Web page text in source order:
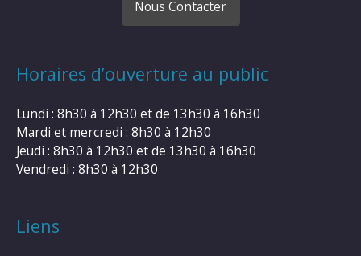
Nous Contacter
Horaires d’ouverture au public
Lundi : 8h30 à 12h30 et de 13h30 à 16h30
Mardi et mercredi : 8h30 à 12h30
Jeudi : 8h30 à 12h30 et de 13h30 à 16h30
Vendredi : 8h30 à 12h30
Liens